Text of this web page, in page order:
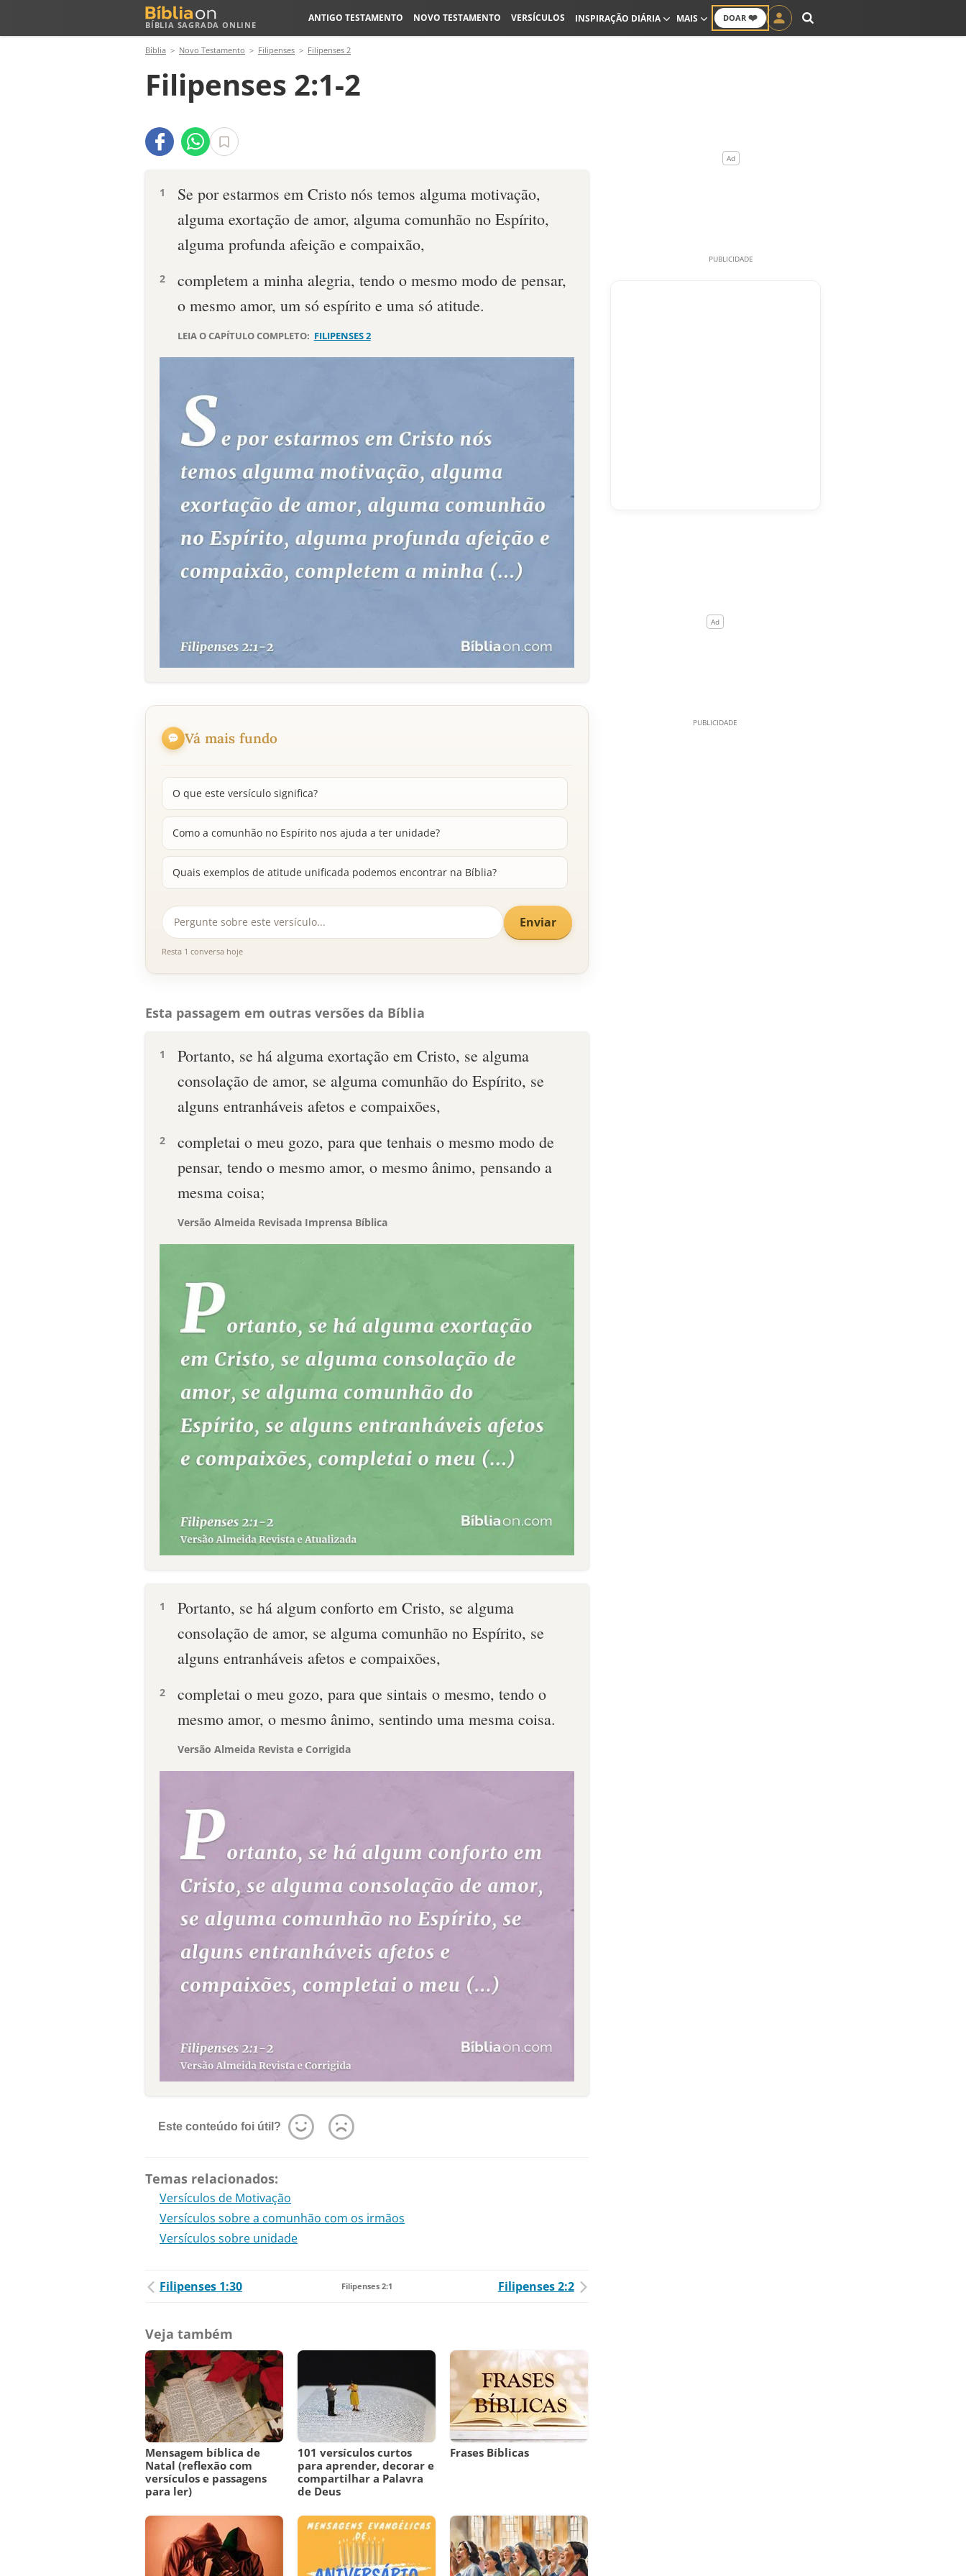
BÍBLIA SAGRADA ONLINE
DOAR ❤️
ANTIGO TESTAMENTO NOVO TESTAMENTO VERSÍCULOS INSPIRAÇÃO DIÁRIA MAIS
Bíblia Novo Testamento Filipenses Filipenses 2
Filipenses 2:1-2
1
Se por estarmos em Cristo nós temos alguma motivação,
alguma exortação de amor, alguma comunhão no Espírito,
alguma profunda afeição e compaixão,
2
completem a minha alegria, tendo o mesmo modo de pensar,
o mesmo amor, um só espírito e uma só atitude.
LEIA O CAPÍTULO COMPLETO: FILIPENSES 2
Vá mais fundo
O que este versículo significa?
Como a comunhão no Espírito nos ajuda a ter unidade?
Quais exemplos de atitude unificada podemos encontrar na Bíblia?
Enviar
Resta 1 conversa hoje
Esta passagem em outras versões da Bíblia
1
Portanto, se há alguma exortação em Cristo, se alguma
consolação de amor, se alguma comunhão do Espírito, se
alguns entranháveis afetos e compaixões,
2
completai o meu gozo, para que tenhais o mesmo modo de
pensar, tendo o mesmo amor, o mesmo ânimo, pensando a
mesma coisa;
Versão Almeida Revisada Imprensa Bíblica
1
Portanto, se há algum conforto em Cristo, se alguma
consolação de amor, se alguma comunhão no Espírito, se
alguns entranháveis afetos e compaixões,
2
completai o meu gozo, para que sintais o mesmo, tendo o
mesmo amor, o mesmo ânimo, sentindo uma mesma coisa.
Versão Almeida Revista e Corrigida
Este conteúdo foi útil?
Temas relacionados:
Versículos de Motivação
Versículos sobre a comunhão com os irmãos
Versículos sobre unidade
Filipenses 1:30 Filipenses 2:1 Filipenses 2:2
Veja também
Mensagem bíblica de
Natal (reflexão com
versículos e passagens
para ler)
101 versículos curtos
para aprender, decorar e
compartilhar a Palavra
de Deus
Frases Bíblicas